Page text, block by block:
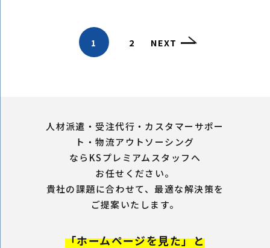
1 2 NEXT
人材派遣・受注代行・カスタマーサポー
ト・物流アウトソーシング
ならKSプレミアムスタッフへ
お任せください。
貴社の課題に合わせて、最適な解決策を
ご提案いたします。
「ホームページを見た」と